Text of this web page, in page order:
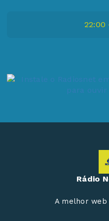
22:00
Rádio
A melhor